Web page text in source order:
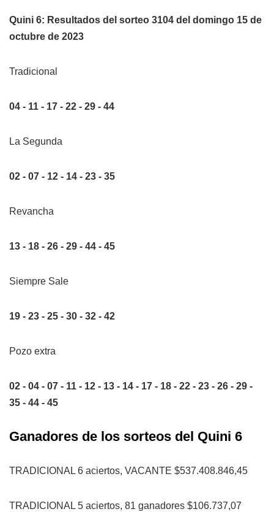
Quini 6: Resultados del sorteo 3104 del domingo 15 de
octubre de 2023
Tradicional
04 - 11 - 17 - 22 - 29 - 44
La Segunda
02 - 07 - 12 - 14 - 23 - 35
Revancha
13 - 18 - 26 - 29 - 44 - 45
Siempre Sale
19 - 23 - 25 - 30 - 32 - 42
Pozo extra
02 - 04 - 07 - 11 - 12 - 13 - 14 - 17 - 18 - 22 - 23 - 26 - 29 -
35 - 44 - 45
Ganadores de los sorteos del Quini 6
TRADICIONAL 6 aciertos, VACANTE $537.408.846,45
TRADICIONAL 5 aciertos, 81 ganadores $106.737,07